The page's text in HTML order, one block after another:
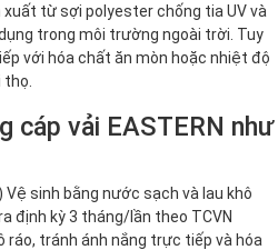
xuất từ sợi polyester chống tia UV và
trong môi trường ngoài trời. Tuy
với hóa chất ăn mòn hoặc nhiệt độ
cáp vải EASTERN như
sinh bằng nước sạch và lau khô
định kỳ 3 tháng/lần theo TCVN
ráo, tránh ánh nắng trực tiếp và hóa